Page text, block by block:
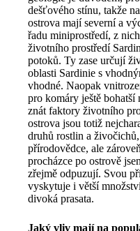
dešťového stínu, takže
ostrova mají severní a
řadu miniprostředí, z
životního prostředí
potoků. Ty zase určují
oblasti Sardinie s
vhodné. Naopak
pro komáry ještě bohatší
znát faktory životního
ostrova jsou totiž
druhů rostlin a
přírodovědce, ale
procházce po ostrově
zřejmě odpuzují. Svou
vyskytuje i větší
divoká prasata.
Jaký vliv mají na